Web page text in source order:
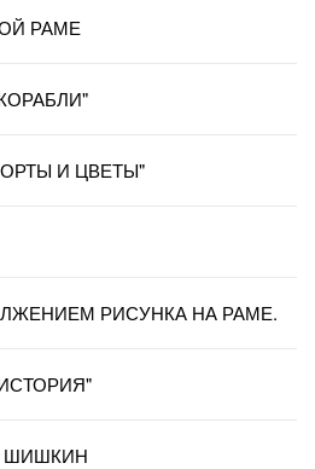
РАМЕ
И ЦВЕТЫ"
РИСУНКА НА РАМЕ.
ШИШКИН